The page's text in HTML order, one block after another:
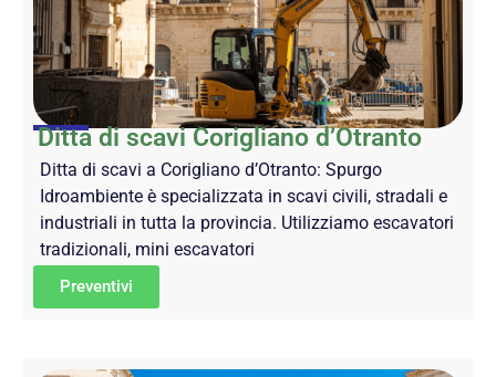
Ditta di scavi Corigliano d’Otranto
Ditta di scavi a Corigliano d’Otranto: Spurgo
Idroambiente è specializzata in scavi civili, stradali e
industriali in tutta la provincia. Utilizziamo escavatori
tradizionali, mini escavatori
Preventivi